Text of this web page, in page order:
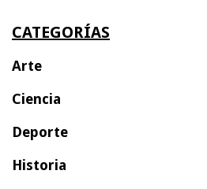
CATEGORÍAS
Arte
Ciencia
Deporte
Historia